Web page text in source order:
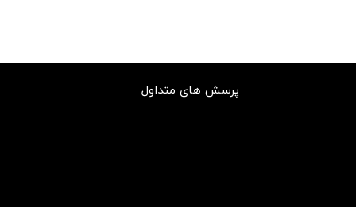
پرسش های متداول